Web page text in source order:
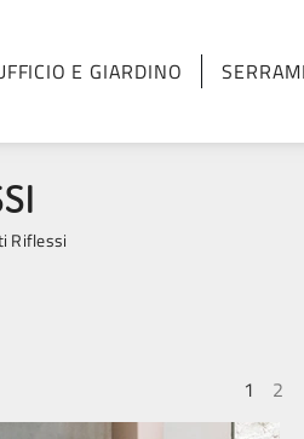
E GIARDINO
Riflessi
1
2